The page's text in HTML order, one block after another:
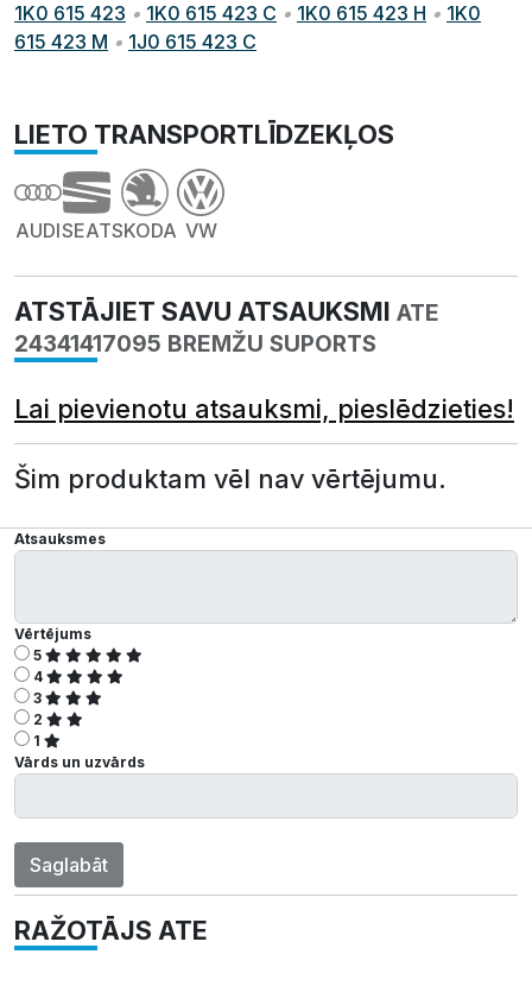
1K0 615 423 • 1K0 615 423 C • 1K0 615 423 H • 1K0
615 423 M • 1J0 615 423 C
LIETO TRANSPORTLĪDZEKĻOS
AUDISEATSKODA VW
ATSTĀJIET SAVU ATSAUKSMI ATE
24341417095 BREMŽU SUPORTS
Lai pievienotu atsauksmi, pieslēdzieties!
Šim produktam vēl nav vērtējumu.
Atsauksmes
Vērtējums
5
4
3
2
1
Vārds un uzvārds
Saglabāt
RAŽOTĀJS ATE